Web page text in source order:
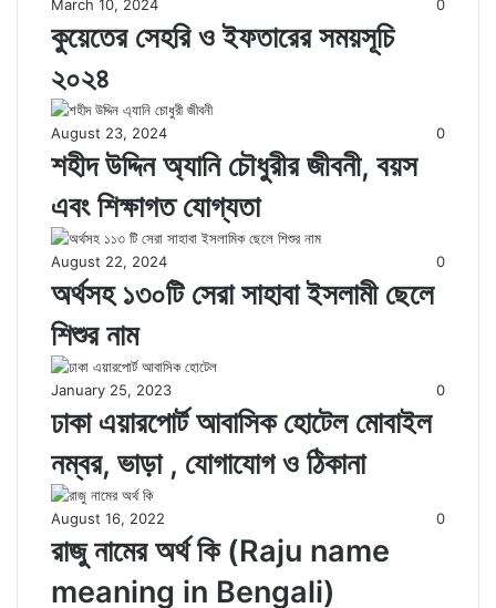
March 10, 2024 0
কুয়েতের সেহরি ও ইফতারের সময়সূচি
২০২৪
August 23, 2024 0
শহীদ উদ্দিন অ্যানি চৌধুরীর জীবনী, বয়স
এবং শিক্ষাগত যোগ্যতা
August 22, 2024 0
অর্থসহ ১৩০টি সেরা সাহাবা ইসলামী ছেলে
শিশুর নাম
January 25, 2023 0
ঢাকা এয়ারপোর্ট আবাসিক হোটেল মোবাইল
নম্বর, ভাড়া , যোগাযোগ ও ঠিকানা
August 16, 2022 0
রাজু নামের অর্থ কি (Raju name
meaning in Bengali)